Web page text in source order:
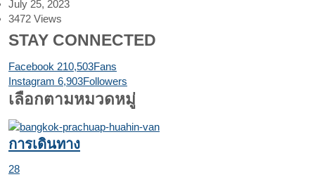
July 25, 2023
3472 Views
STAY CONNECTED
Facebook 210,503Fans
Instagram 6,903Followers
เลือกตามหมวดหมู่
การเดินทาง
28